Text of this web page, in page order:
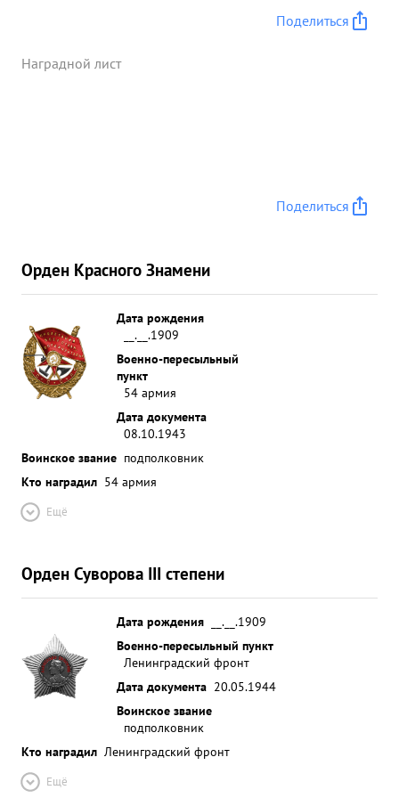
Новые Кириши, затем смелыми и решительными
имеющий важное стратигическое Командир
имуществом-плащ палатки, 10.000 винтовочных
Поделиться
Наградной лист
Поделиться
Орден Красного Знамени
Дата рождения
__.__.1909
Военно-пересыльный
пункт
54 армия
Дата документа
08.10.1943
Воинское звание подполковник
Кто наградил 54 армия
Ещё
Орден Суворова III степени
Дата рождения
__.__.1909
Военно-пересыльный пункт
Ленинградский фронт
Дата документа 20.05.1944
Воинское звание
подполковник
Кто наградил Ленинградский фронт
Ещё